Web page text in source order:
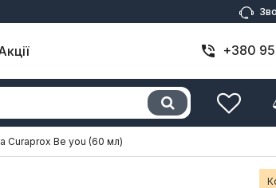
+380
Curaprox Be you (60 мл)